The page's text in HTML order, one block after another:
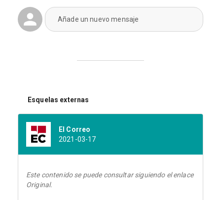
Añade un nuevo mensaje
Esquelas externas
El Correo
2021-03-17
Este contenido se puede consultar siguiendo el enlace
Original.